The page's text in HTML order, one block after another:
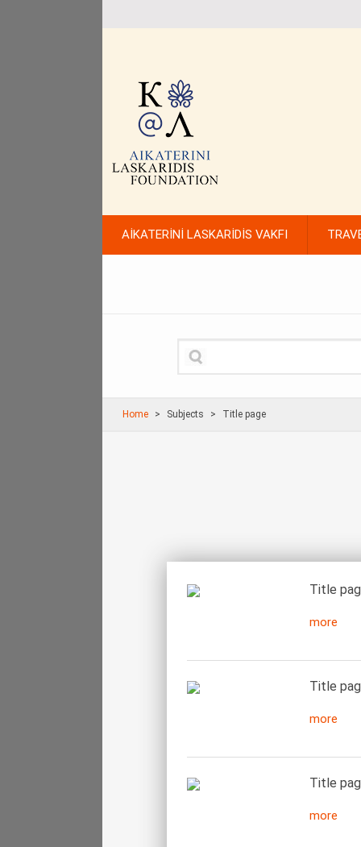
AİKATERİNİ LASKARİDİS VAKFI
Home Subjects Title page
Title
more
Title
more
Title
more